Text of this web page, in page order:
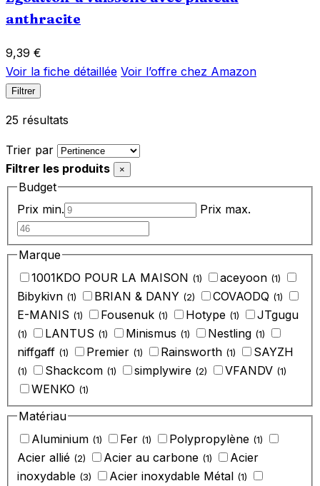
anthracite
9,39 €
Voir la fiche détaillée Voir l’offre chez Amazon
Filtrer
25 résultats
Trier par
Appliquer
le
Filtrer les produits ×
Budget
Prix min.
Prix max.
Marque
‎1001KDO POUR LA MAISON (1) ‎aceyoon (1)
‎Bibykivn (1) ‎BRIAN & DANY (2) ‎COVAODQ (1)
‎E-MANIS (1) ‎Fousenuk (1) ‎Hotype (1) ‎JTgugu
(1) ‎LANTUS (1) ‎Minismus (1) ‎Nestling (1)
‎niffgaff (1) ‎Premier (1) ‎Rainsworth (1) ‎SAYZH
(1) ‎Shackcom (1) ‎simplywire (2) ‎VFANDV (1)
‎WENKO (1)
Matériau
Aluminium (1) Fer (1) Polypropylène (1)
‎Acier allié (2) ‎Acier au carbone (1)
‎Acier
inoxydable (3) ‎Acier inoxydable Métal (1)